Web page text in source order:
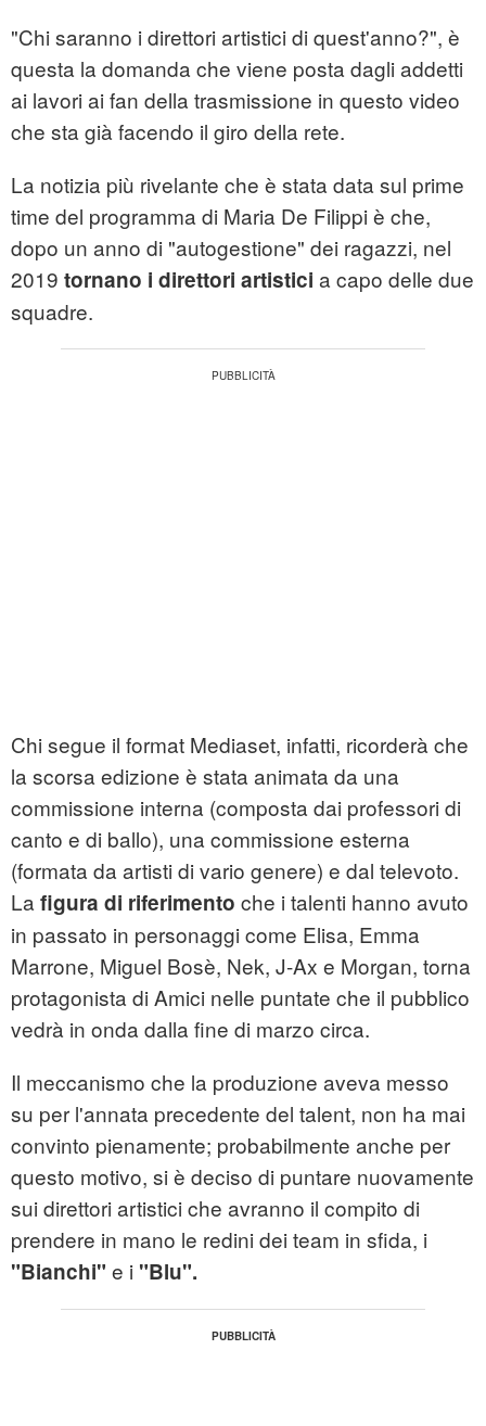
"Chi saranno i direttori artistici di quest'anno?", è
questa la domanda che viene posta dagli addetti
ai lavori ai fan della trasmissione in questo video
che sta già facendo il giro della rete.
La notizia più rivelante che è stata data sul prime
time del programma di Maria De Filippi è che,
dopo un anno di "autogestione" dei ragazzi, nel
2019 tornano i direttori artistici a capo delle due
squadre.
Chi segue il format Mediaset, infatti, ricorderà che
la scorsa edizione è stata animata da una
commissione interna (composta dai professori di
canto e di ballo), una commissione esterna
(formata da artisti di vario genere) e dal televoto.
La figura di riferimento che i talenti hanno avuto
in passato in personaggi come Elisa, Emma
Marrone, Miguel Bosè, Nek, J-Ax e Morgan, torna
protagonista di Amici nelle puntate che il pubblico
vedrà in onda dalla fine di marzo circa.
Il meccanismo che la produzione aveva messo
su per l'annata precedente del talent, non ha mai
convinto pienamente; probabilmente anche per
questo motivo, si è deciso di puntare nuovamente
sui direttori artistici che avranno il compito di
prendere in mano le redini dei team in sfida, i
"Bianchi" e i "Blu".